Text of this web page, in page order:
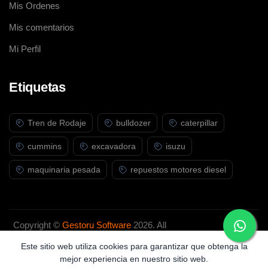
Mis Ordenes
Mis comentarios
Mi Perfil
Etiquetas
Tren de Rodaje bulldozer caterpillar
cummins excavadora isuzu
maquinaria pesada repuestos motores diesel
Copyright ©Gestoru Software 2026. All
Este sitio web utiliza cookies para garantizar que obtenga la
mejor experiencia en nuestro sitio web.